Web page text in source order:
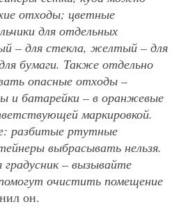
отходы; цветные
для отдельных
– для стекла, желтый – для
бумаги. Также отдельно
опасные отходы –
и батарейки – в оранжевые
маркировкой.
разбитые ртутные
выбрасывать нельзя.
градусник – вызывайте
очистить помещение
он.